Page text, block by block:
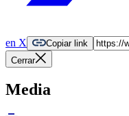
en X
Copiar link
Cerrar
Media